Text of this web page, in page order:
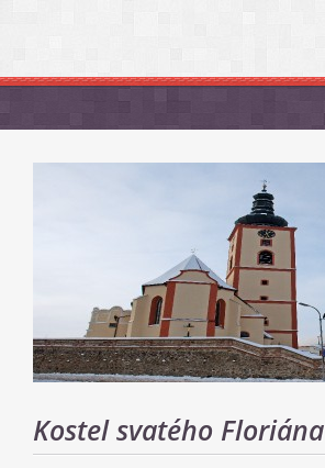
Kostel svatého Floriána